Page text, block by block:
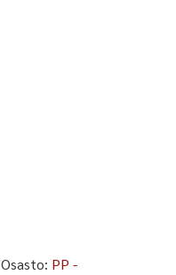
Osasto: PP -